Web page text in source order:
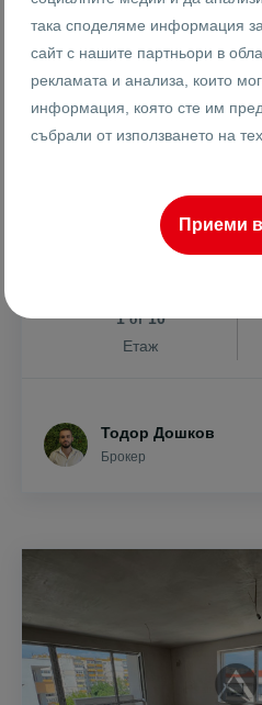
264999 €
518292.99 лв
ГАРАЖ В ЦЕНАТА!
ОБЗАВЕДЕН / ТРАКИЯ
26350
1от10
Етаж
Тодор Дошков
Брокер
така споделяме информация
сайт с нашите партньори в
рекламата и анализа, които
информация, която сте им
събрали от използването на
Приеми